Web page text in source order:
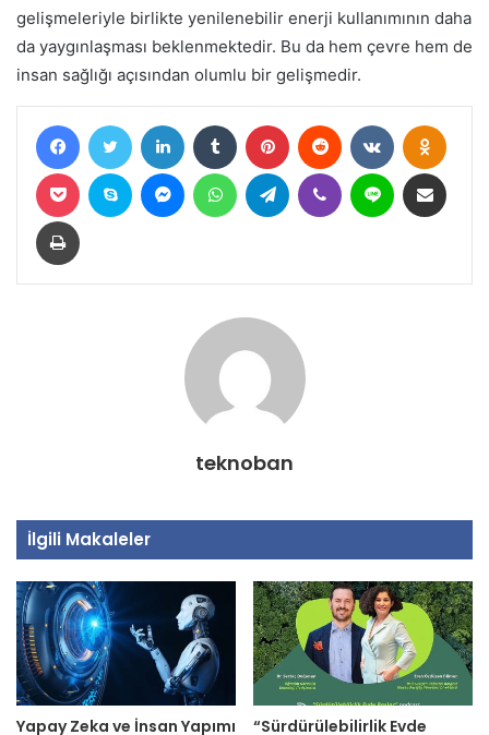
gelişmeleriyle birlikte yenilenebilir enerji kullanımının daha
da yaygınlaşması beklenmektedir. Bu da hem çevre hem de
insan sağlığı açısından olumlu bir gelişmedir.
FacebookTwitter LinkedIn Tumblr Pinterest Reddit VKontakte
Pocket Skype MessengerWhatsAppTelegram Viber Line
Yazdır
teknoban
İlgili Makaleler
Yapay Zeka ve İnsan Yapımı
“Sürdürülebilirlik Evde